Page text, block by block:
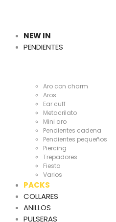
Cientas
NEW IN
PENDIENTES
Aro con charm
Aros
Ear cuff
Metacrilato
Mini aro
Pendientes cadena
Pendientes pequeños
Piercing
Trepadores
Fiesta
Varios
PACKS
COLLARES
ANILLOS
PULSERAS